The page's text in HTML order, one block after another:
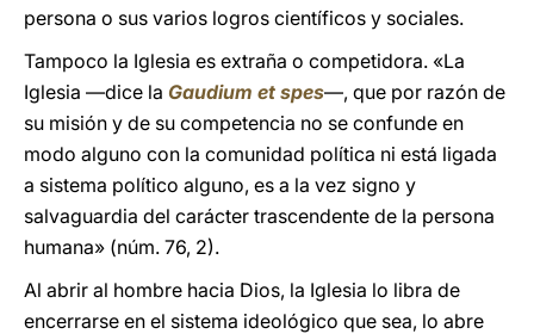
per­sona o sus varios logros científicos y sociales.
Tampoco la Iglesia es extraña o competidora. «La
Iglesia —dice la Gaudium et spes—, que por razón de
su misión y de su competencia no se confunde en
modo alguno con la comunidad política ni está ligada
a sistema político alguno, es a la vez signo y
salvaguardia del carácter trascendente de la persona
humana» (núm. 76, 2).
Al abrir al hombre hacia Dios, la Iglesia lo libra de
encerrarse en el sistema ideológico que sea, lo abre